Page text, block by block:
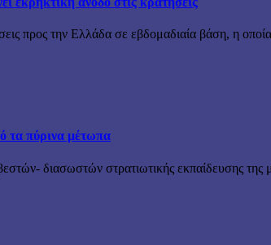
προς την Ελλάδα σε εβδομαδιαία βάση, η
τα πύρινα μέτωπα
διασωστών στρατιωτικής εκπαίδευσης της